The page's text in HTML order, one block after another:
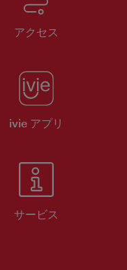
アクセス
ivie アプリ
サービス